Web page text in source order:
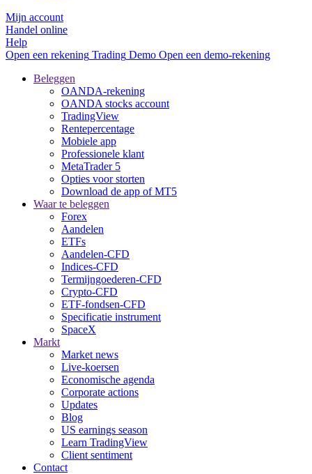
Mijn account
Handel online
Help
Open een rekening Trading Demo Open een demo-rekening
Beleggen
OANDA-rekening
OANDA stocks account
TradingView
Rentepercentage
Mobiele app
Professionele klant
MetaTrader 5
Opties voor storten
Download de app of MT5
Waar te beleggen
Forex
Aandelen
ETFs
Aandelen-CFD
Indices-CFD
Termijngoederen-CFD
Crypto-CFD
ETF-fondsen-CFD
Specificatie instrument
SpaceX
Markt
Market news
Live-koersen
Economische agenda
Corporate actions
Updates
Blog
US earnings season
Learn TradingView
Client sentiment
Contact